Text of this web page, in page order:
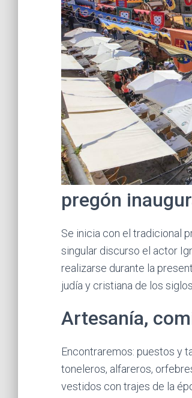
pregón
Se inicia con el tradicional
singular discurso el actor
realizarse durante la
judía y cristiana de los
Artesanía,
Encontraremos: puestos y
toneleros, alfareros,
vestidos con trajes de la